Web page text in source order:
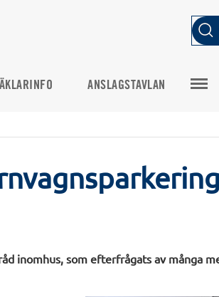
ANSLAGSTAVLAN
inomhus, som efterfrågats av många